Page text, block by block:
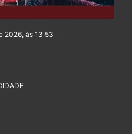
2026, às 13:53